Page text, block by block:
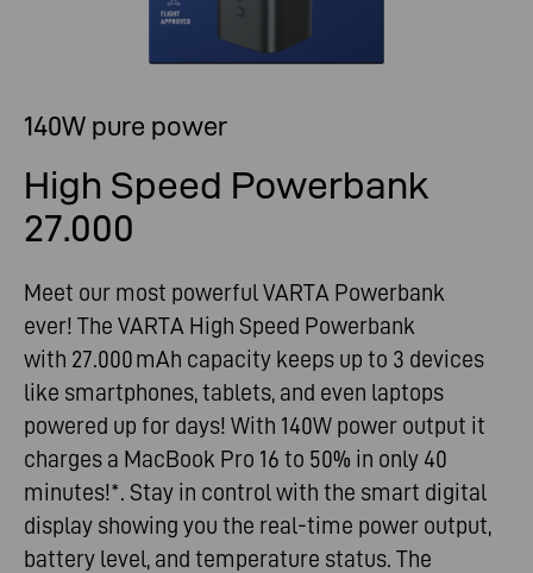
140W pure power
High Speed Powerbank
27.000
Meet our most powerful VARTA Powerbank
ever! The VARTA High Speed Powerbank
with 27.000 mAh capacity keeps up to 3 devices
like smartphones, tablets, and even laptops
powered up for days! With 140W power output it
charges a MacBook Pro 16 to 50% in only 40
minutes!*. Stay in control with the smart digital
display showing you the real-time power output,
battery level, and temperature status. The